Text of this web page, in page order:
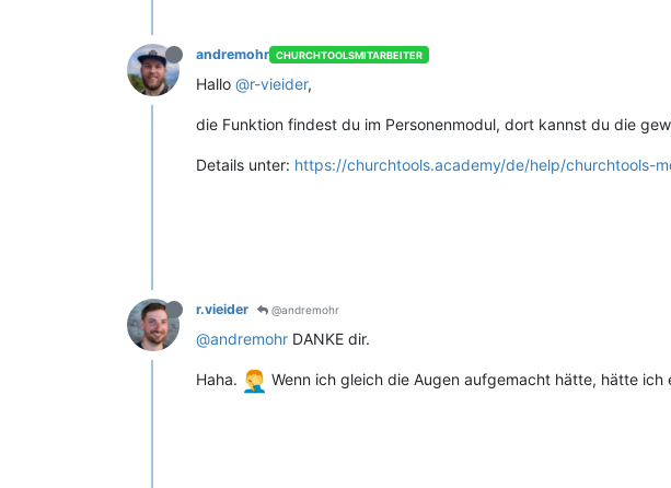
andremohr CHURCHTOOLSMITARBEITER
Hallo @r-vieider,
die Funktion findest du im Personenmodul, dort kannst du die
Details unter: https://churchtools.academy/de/help/churchtools-
r.vieider @andremohr
@andremohr DANKE dir.
Haha. Wenn ich gleich die Augen aufgemacht hätte, hätte